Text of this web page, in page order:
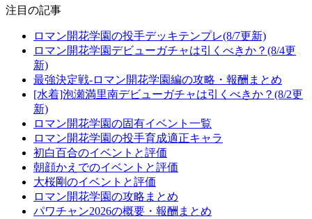
注目の記事
ロマン開花学園の投手デッキテンプレ(8/7更新)
ロマン開花学園デビューガチャは引くべきか？(8/4更
新)
最強決定戦-ロマン開花学園編の攻略・報酬まとめ
[水着]泡瀬満里南デビューガチャは引くべきか？(8/2更
新)
ロマン開花学園の固有イベント一覧
ロマン開花学園の投手育成適正キャラ
初白百合のイベントと評価
朝顔かえでのイベントと評価
大桜剛のイベントと評価
ロマン開花学園の攻略まとめ
パワチャン2026の概要・報酬まとめ